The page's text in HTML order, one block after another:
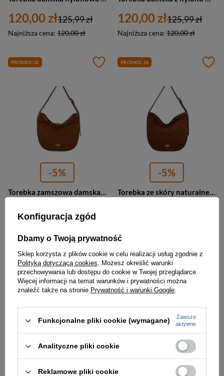
120,00 zł
Najniższa cena: 120,00 zł
125,99 zł 120,00 zł
Najniższa cena: 120,00 zł
125,99 zł
PROMOCJA
-5%
Torebka zamszowa damska Barberini's 1003-12 worek A4 jasnobrązowa
284,00 zł299,00 zł
PROMOCJA
-5%
Torebka ze skóry naturalnej damska Barberini's 1003-6 worek A4 brązowa
PROMOCJA
-5%
PROMOCJA
Konfiguracja zgód
Dbamy o Twoją prywatność
Sklep korzysta z plików cookie w celu realizacji usług zgodnie z
Polityką dotyczącą cookies. Możesz określić warunki
przechowywania lub dostępu do cookie w Twojej przeglądarce.
Więcej informacji na temat warunków i prywatności można
znaleźć także na stronie Prywatność i warunki Google.
Funkcjonalne pliki cookie (wymagane)
Zawsze
aktywne
Analityczne pliki cookie
Reklamowe pliki cookie